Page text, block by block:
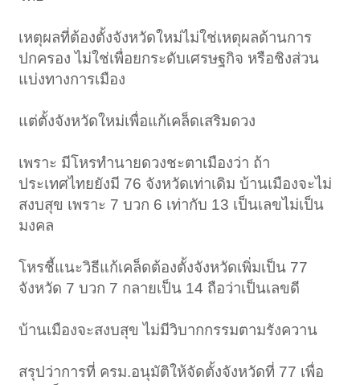
เหตุผลที่ต้องตั้งจังหวัดใหม่ไม่ใช่เหตุผลด้านการ
ปกครอง ไม่ใช่เพื่อยกระดับเศรษฐกิจ หรือชิงส่วน
แบ่งทางการเมือง
แต่ตั้งจังหวัดใหม่เพื่อแก้เคล็ดเสริมดวง
เพราะ มีโหรทำนายดวงชะตาเมืองว่า ถ้า
ประเทศไทยยังมี 76 จังหวัดเท่าเดิม บ้านเมืองจะไม่
สงบสุข เพราะ 7 บวก 6 เท่ากับ 13 เป็นเลขไม่เป็น
มงคล
โหรชี้แนะวิธีแก้เคล็ดต้องตั้งจังหวัดเพิ่มเป็น 77
จังหวัด 7 บวก 7 กลายเป็น 14 ถือว่าเป็นเลขดี
บ้านเมืองจะสงบสุข ไม่มีวิบากกรรมตามรังควาน
สรุปว่าการที่ ครม.อนุมัติให้จัดตั้งจังหวัดที่ 77 เพื่อ